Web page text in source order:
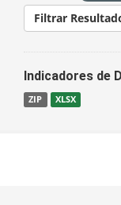
Filtrar
Indicadores de
ZIP XLSX